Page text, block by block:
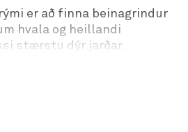
er að finna beinagrindur
hvala og heillandi
stærstu dýr jarðar.